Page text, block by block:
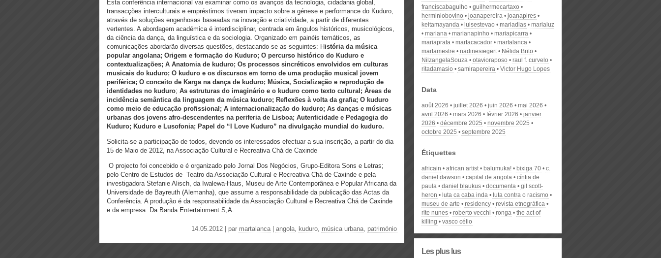
Esta conferência internacional vai examinar como os avanços da tecnologia, cidadania global,
transacções interculturais e empréstimos tiveram impacto sobre a génese e performance do Kuduro,
através de soluções engenhosas baseadas na inovação e criatividade, a partir de diferentes
vertentes. A abordagem académica é interdisciplinar, centrada em ângulos históricos, musicológicos,
da ciência da dança, da linguística e da sociologia. Organizado em painéis temáticos, as
comunicações abordarão diversas questões, destacando-se as seguintes: H istória da música
popular angolana; Origem e formação do Kuduro; O percurso histórico do Kuduro e
contextualizações; A Anatomia de kuduro; Os processos sincréticos envolvidos em culturas
musicais do kuduro; O kuduro e os discursos em torno de uma produção musical jovem
periférica; O conceito de Karga na dança de kuduro; Música, Socialização e reprodução de
identidades no kuduro; As estruturas do imaginário e o kuduro como texto cultural; Áreas de
incidência semântica da linguagem da música kuduro; Reflexões à volta da grafia; O kuduro
como meio de educação profissional; A internacionalização do kuduro; As danças e músicas
urbanas dos jovens afro-descendentes na periferia de Lisboa; Autenticidade e Pedagogia do
Kuduro; Kuduro e Lusofonia; Papel do “I Love Kuduro” na divulgação mundial do kuduro.
Solicita-se a participação de todos, devendo os interessados efectuar a sua inscrição, a partir do dia
15 de Maio de 2012, na Associação Cultural e Recreativa Chá de Caxinde
O projecto foi concebido e é organizado pelo Jornal Dos Negócios, Grupo-Editora Sons e Letras;
pelo Centro de Estudos de Teatro da Associação Cultural e Recreativa Chá de Caxinde e pela
investigadora Stefanie Alisch, da Iwalewa-Haus, Museu de Arte Contemporânea e Popular Africana da
Universidade de Bayreuth (Alemanha), que assume a responsabilidade da publicação das Actas da
Conferência. A produção é da responsabilidade da Associação Cultural e Recreativa Chá de Caxinde
e da empresa Da Banda Entertainment S,A.
14.05.2012 | par martalanca| angola, kuduro, música urbana, património
franciscabagulho
guilhermecartaxo
herminiobovino
joanapereira
joanapires
keitamayanda
luisestevao mariadias
marialuz
mariana
marianapinho
mariapicarra
mariaprata
martacacador
martalanca
martamestre
nadinesiegert
Nélida Brito
NilzangelaSouza
otavioraposo
raul f. curvelo
ritadamasio
samirapereira Victor Hugo Lopes
Data
août 2026 juillet 2026 juin 2026
mai 2026
avril 2026
mars 2026 février 2026
janvier
2026
décembre 2025
novembre 2025
octobre 2025
septembre 2025
Étiquettes
africain african artist balumuka! bixiga 70
c.
daniel dawson
capital de angola
cíntia de
paula
daniel blaukus documenta
gil scott-
heron
luta ca caba inda
luta contra o racismo
museu de arte
residency
revista etnográfica
rite nunes
roberto vecchi ronga
the act of
killing
vasco célio
Les plus lus